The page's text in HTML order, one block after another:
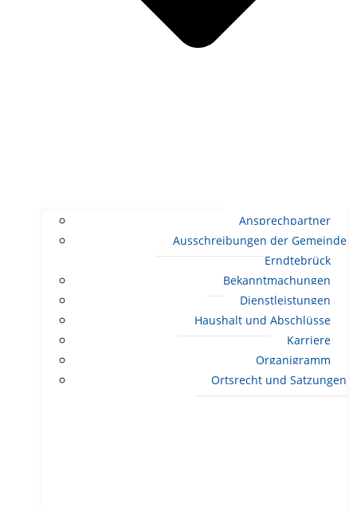
Ansprechpartner
Ausschreibungen der Gemeinde
Erndtebrück
Bekanntmachungen
Dienstleistungen
Haushalt und Abschlüsse
Karriere
Organigramm
Ortsrecht und Satzungen